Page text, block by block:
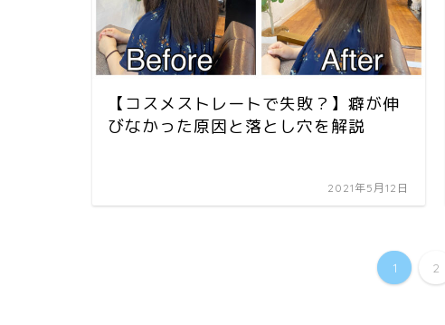
【コスメストレートで失敗？】癖が伸
びなかった原因と落とし穴を解説
2021年5月12日
1 2